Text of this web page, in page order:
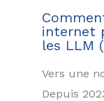
internet
les LLM
Vers une
Depuis